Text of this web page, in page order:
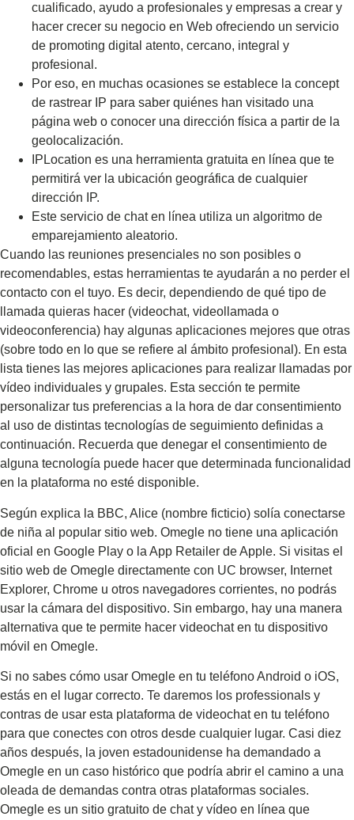
cualificado, ayudo a profesionales y empresas a crear y
hacer crecer su negocio en Web ofreciendo un servicio
de promoting digital atento, cercano, integral y
profesional.
Por eso, en muchas ocasiones se establece la concept
de rastrear IP para saber quiénes han visitado una
página web o conocer una dirección física a partir de la
geolocalización.
IPLocation es una herramienta gratuita en línea que te
permitirá ver la ubicación geográfica de cualquier
dirección IP.
Este servicio de chat en línea utiliza un algoritmo de
emparejamiento aleatorio.
Cuando las reuniones presenciales no son posibles o
recomendables, estas herramientas te ayudarán a no perder el
contacto con el tuyo. Es decir, dependiendo de qué tipo de
llamada quieras hacer (videochat, videollamada o
videoconferencia) hay algunas aplicaciones mejores que otras
(sobre todo en lo que se refiere al ámbito profesional). En esta
lista tienes las mejores aplicaciones para realizar llamadas por
vídeo individuales y grupales. Esta sección te permite
personalizar tus preferencias a la hora de dar consentimiento
al uso de distintas tecnologías de seguimiento definidas a
continuación. Recuerda que denegar el consentimiento de
alguna tecnología puede hacer que determinada funcionalidad
en la plataforma no esté disponible.
Según explica la BBC, Alice (nombre ficticio) solía conectarse
de niña al popular sitio web. Omegle no tiene una aplicación
oficial en Google Play o la App Retailer de Apple. Si visitas el
sitio web de Omegle directamente con UC browser, Internet
Explorer, Chrome u otros navegadores corrientes, no podrás
usar la cámara del dispositivo. Sin embargo, hay una manera
alternativa que te permite hacer videochat en tu dispositivo
móvil en Omegle.
Si no sabes cómo usar Omegle en tu teléfono Android o iOS,
estás en el lugar correcto. Te daremos los professionals y
contras de usar esta plataforma de videochat en tu teléfono
para que conectes con otros desde cualquier lugar. Casi diez
años después, la joven estadounidense ha demandado a
Omegle en un caso histórico que podría abrir el camino a una
oleada de demandas contra otras plataformas sociales.
Omegle es un sitio gratuito de chat y vídeo en línea que